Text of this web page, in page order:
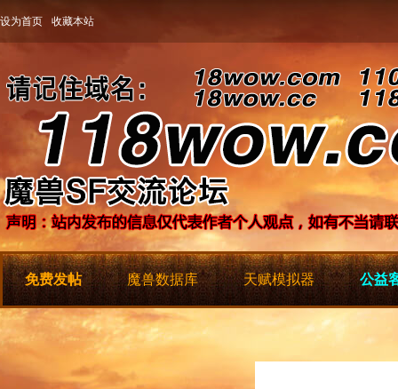
设为首页 收藏本站
免费发帖 魔兽数据库 天赋模拟器 公益